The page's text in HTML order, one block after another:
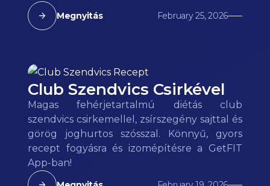
Megnyitás February 25, 2026
Club Szendvics Csirkével
Magas fehérjetartalmú diétás club
szendvics csirkemellel, zsírszegény sajttal és
görög joghurtos szósszal. Könnyű, gyors
recept fogyásra és izomépítésre a GetFIT
App-ban!